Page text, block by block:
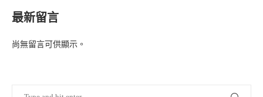
最新留言
尚無留言可供顯示。